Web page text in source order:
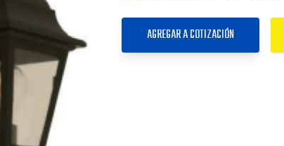
AGREGAR A COTIZACIÓN